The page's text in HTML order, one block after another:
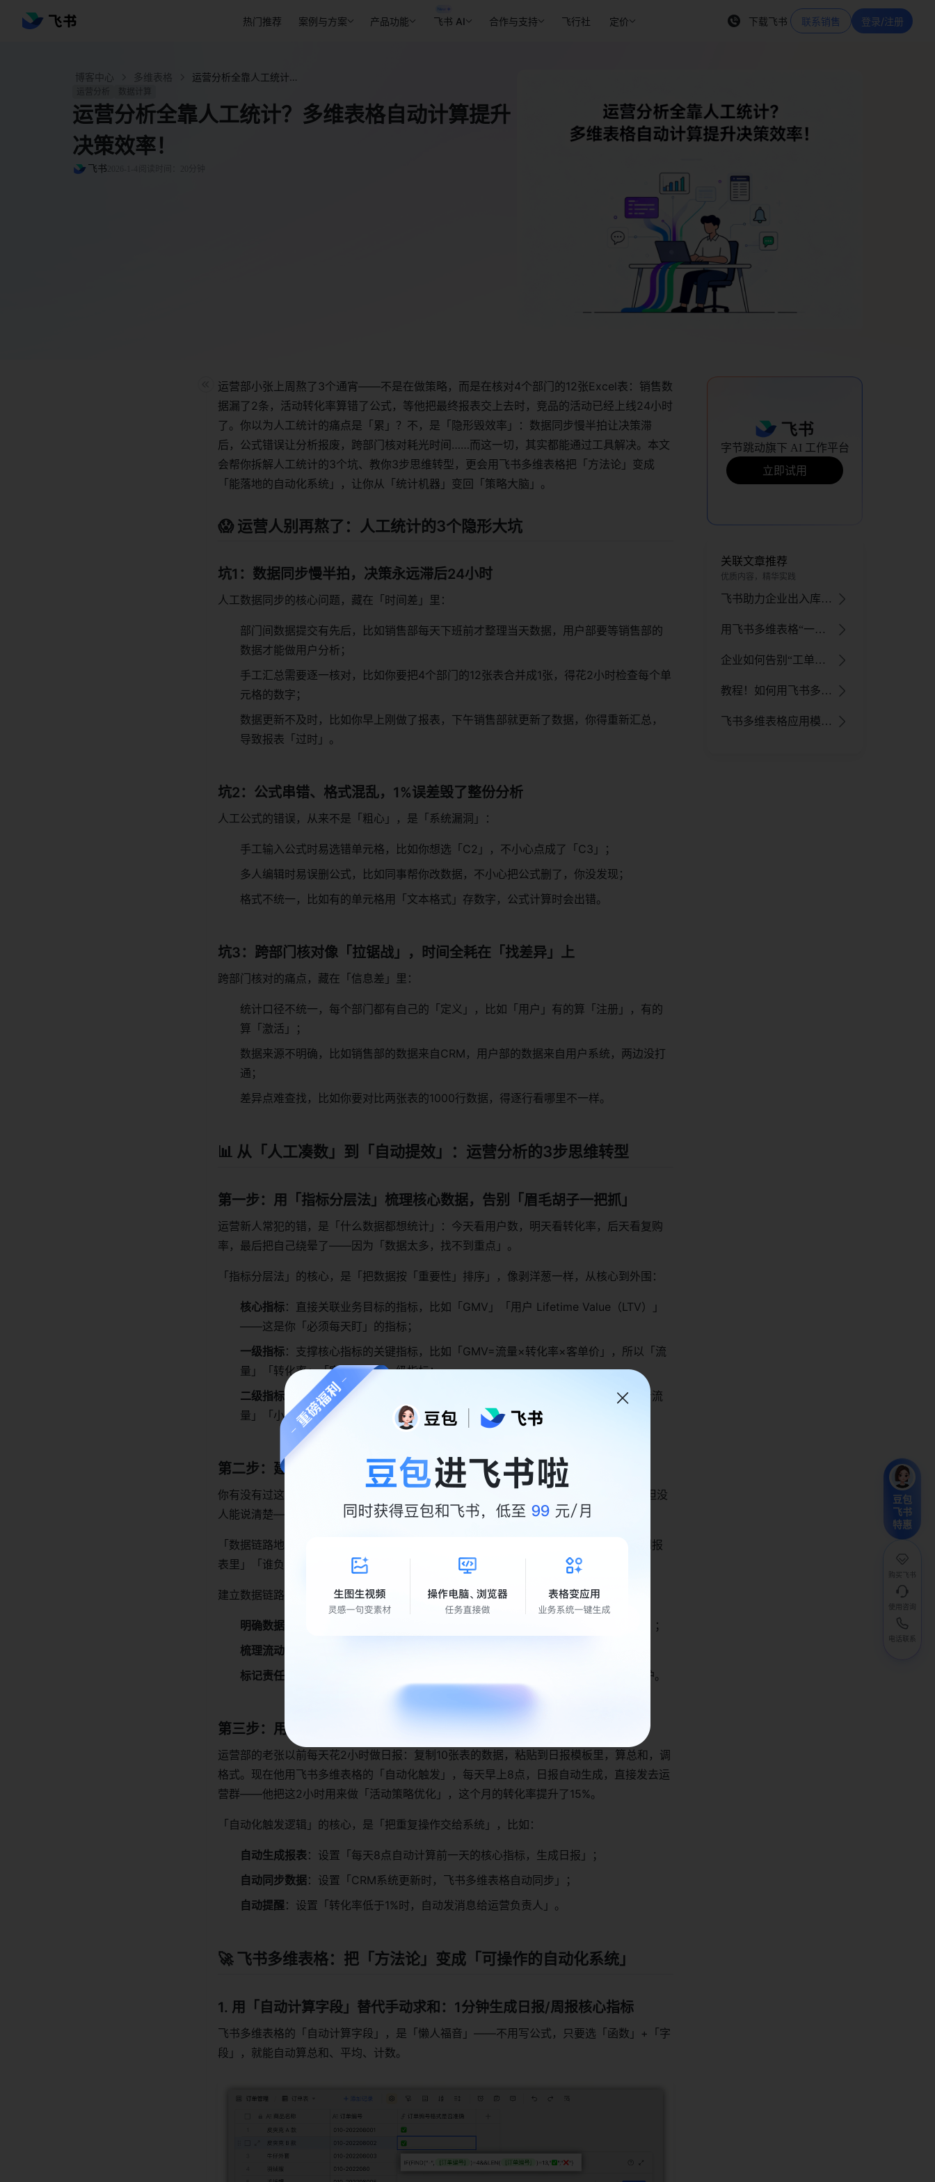
热门推荐 案例与方案 产品功能 飞书 AI 合作与支持 飞行社 定价 下载飞书 联系销售 登录/注册
博客中心 多维表格 运营分析全靠人工统计？多维表格自动计算提升决策效率！ - 飞书官网
运营分析 数据计算
运营分析全靠人工统计？多维表格自动计算提升
决策效率！
飞书
运营部小张上周熬了3个通宵——不是在做策略，而是在核对4个部门的12张Excel表：销售数
据漏了2条，活动转化率算错了公式，等他把最终报表交上去时，竞品的活动已经上线24小时
了。你以为人工统计的痛点是「累」？不，是「隐形毁效率」：数据同步慢半拍让决策滞
后，公式错误让分析报废，跨部门核对耗光时间……而这一切，其实都能通过工具解决。本文
会帮你拆解人工统计的3个坑、教你3步思维转型，更会用飞书多维表格把「方法论」变成
「能落地的自动化系统」，让你从「统计机器」变回「策略大脑」。
😱 运营人别再熬了：人工统计的3个隐形大坑
坑1：数据同步慢半拍，决策永远滞后24小时
人工数据同步的核心问题，藏在「时间差」里：
部门间数据提交有先后，比如销售部每天下班前才整理当天数据，用户部要等销售部的
数据才能做用户分析；
手工汇总需要逐一核对，比如你要把4个部门的12张表合并成1张，得花2小时检查每个单
元格的数字；
数据更新不及时，比如你早上刚做了报表，下午销售部就更新了数据，你得重新汇总，
导致报表「过时」。
坑2：公式串错、格式混乱，1%误差毁了整份分析
人工公式的错误，从来不是「粗心」，是「系统漏洞」：
手工输入公式时易选错单元格，比如你想选「C2」，不小心点成了「C3」；
多人编辑时易误删公式，比如同事帮你改数据，不小心把公式删了，你没发现；
格式不统一，比如有的单元格用「文本格式」存数字，公式计算时会出错。
坑3：跨部门核对像「拉锯战」，时间全耗在「找差异」上
跨部门核对的痛点，藏在「信息差」里：
统计口径不统一，每个部门都有自己的「定义」，比如「用户」有的算「注册」，有的
算「激活」；
数据来源不明确，比如销售部的数据来自CRM，用户部的数据来自用户系统，两边没打
通；
差异点难查找，比如你要对比两张表的1000行数据，得逐行看哪里不一样。
📊 从「人工凑数」到「自动提效」：运营分析的3步思维转型
第一步：用「指标分层法」梳理核心数据，告别「眉毛胡子一把抓」
运营新人常犯的错，是「什么数据都想统计」：今天看用户数，明天看转化率，后天看复购
率，最后把自己绕晕了——因为「数据太多，找不到重点」。
「指标分层法」的核心，是「把数据按「重要性」排序」，像剥洋葱一样，从核心到外围：
核心指标：直接关联业务目标的指标，比如「GMV」「用户 Lifetime Value（LTV）」
——这是你「必须每天盯」的指标；
一级指标：支撑核心指标的关键指标，比如「GMV=流量×转化率×客单价」，所以「流
量」「转化率」「客单价」是一级指标；
二级指标 ：细化一级指标的具体指标，比如「流量」可以拆成「公众号流量」「抖音流
量」「小红书流量」，「转化率」可以拆成「点击→注册」「注册→付款」。
第二步：建立「数据链路地图」，让每一个数字都有「溯源路径」
你有没有过这种困惑？看到报表里的「转化率5%」，想问「这个数字是从哪来的？」，但没
人能说清楚——因为数据是「凑」出来的，不是「流」出来的。
「数据链路地图」的核心，是「给每个数字找「爸爸」」：明确「数据从哪来」「怎么到报
表里」「谁负责维护」。
建立数据链路的3个步骤：
明确数据源
：比如「用户数」来自「用户运营系统」，「销售额」来自「CRM系统」；
梳理流动路径
标记责任人
：比如「用户运营系统」由「小李」维护，「CRM系统」由「小王」维护。
第三步：用「自动化触发逻辑」替代重复操作，把时间还给思考
运营部的老张以前每天花2小时做日报：复制10张表的数据，粘贴到日报模板里，算总和，调
格式。现在他用飞书多维表格的「自动化触发」，每天早上8点，日报自动生成，直接发去运
营群——他把这2小时用来做「活动策略优化」，这个月的转化率提升了15%。
「自动化触发逻辑」的核心，是「把重复操作交给系统」，比如：
自动生成报表：设置「每天8点自动计算前一天的核心指标，生成日报」；
自动同步数据：设置「CRM系统更新时，飞书多维表格自动同步」；
自动提醒：设置「转化率低于1%时，自动发消息给运营负责人」。
🚀 飞书多维表格：把「方法论」变成「可操作的自动化系统」
1. 用「自动计算字段」替代手动求和：1分钟生成日报/周报核心指标
飞书多维表格的「自动计算字段」，是「懒人福音」——不用写公式，只要选「函数」+「字
段」，就能自动算总和、平均、计数。
字节跳动旗下 AI 工作平台
立即试用
关联文章推荐
优质内容，精华实践
飞书助力企业出入库管理，解决难题实现高效智能化升级
用飞书多维表格“一张表管公司”，零代码搭建经营管理系统（附模板） - 飞书官网
企业如何告别“工单混乱”？用飞书多维表格搭建高效工单管理系统 - 飞书官网
教程！如何用飞书多维表格应用模式零代码搭建业务系统？
飞书多维表格应用模式：让表格秒变交互友好的业务系统 - 飞书官网
豆包
飞书
特惠
购买飞书
使用咨询
电话联系